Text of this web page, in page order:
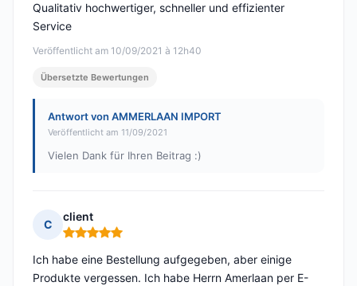
Veröffentlicht am 10/09/2021 à 12h40
Qualitativ hochwertiger, schneller und effizienter
Service
Übersetzte Bewertungen
Antwort von AMMERLAAN IMPORT
Veröffentlicht am 11/09/2021
Vielen Dank für Ihren Beitrag :)
C
client
Hinweis: 5 von 5
Ich habe eine Bestellung aufgegeben, aber einige
Produkte vergessen. Ich habe Herrn Amerlaan per E-